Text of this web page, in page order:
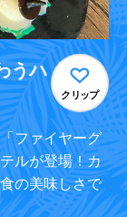
うハ
クリップ
ファイヤーグ
ルが登場！カ
の美味しさで